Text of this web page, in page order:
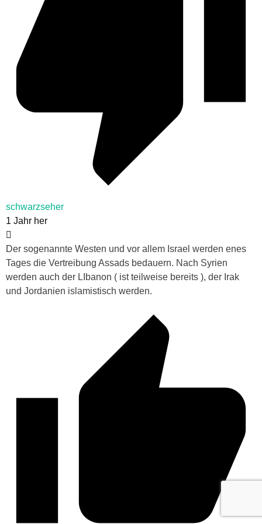
schwarzseher
1 Jahr her
Der sogenannte Westen und vor allem Israel werden enes
Tages die Vertreibung Assads bedauern. Nach Syrien
werden auch der LIbanon ( ist teilweise bereits ), der Irak
und Jordanien islamistisch werden.